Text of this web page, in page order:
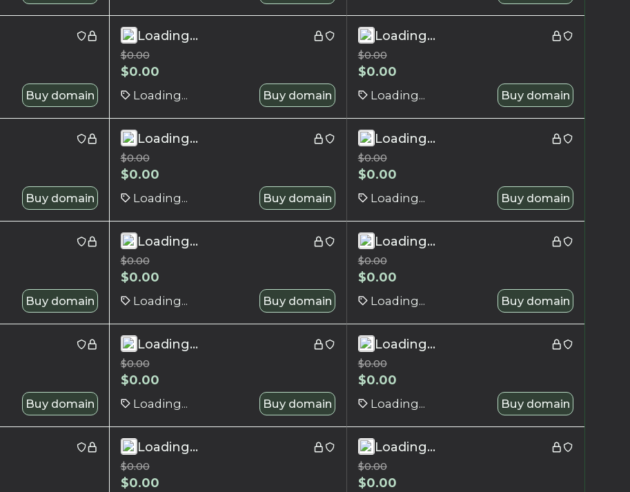
Buy domain
Loading...
$0.00
$0.00
Loading... Buy domain
Loading...
$0.00
$0.00
Loading... Buy domain
Buy domain
Loading...
$0.00
$0.00
Loading... Buy domain
Loading...
$0.00
$0.00
Loading... Buy domain
Buy domain
Loading...
$0.00
$0.00
Loading... Buy domain
Loading...
$0.00
$0.00
Loading... Buy domain
Buy domain
Loading...
$0.00
$0.00
Loading... Buy domain
Loading...
$0.00
$0.00
Loading... Buy domain
Loading...
$0.00
$0.00
Loading...
$0.00
$0.00